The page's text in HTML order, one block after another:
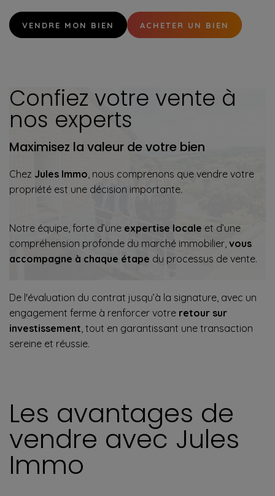
VENDRE MON BIEN ACHETER UN BIEN
Confiez votre vente à
nos experts
Maximisez la valeur de votre bien
Chez Jules Immo, nous comprenons que vendre votre
propriété est une décision importante.
Notre équipe, forte d’une expertise locale et d’une
compréhension profonde du marché immobilier, vous
accompagne à chaque étape du processus de vente.
De l'évaluation du contrat jusqu’à la signature, avec un
engagement ferme à renforcer votre retour sur
investissement, tout en garantissant une transaction
sereine et réussie.
Les avantages de
vendre avec Jules
Immo